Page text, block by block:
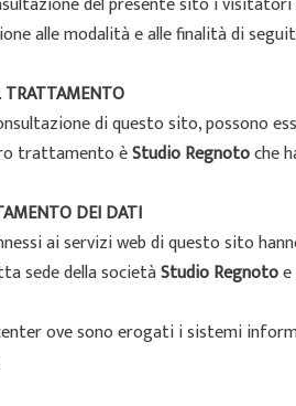
alle modalità e alle finalità di
di questo sito, possono
trattamento èStudio Regnotoche
DEI DATI
ai servizi web di questo sito
sede della societàStudio Regnoto
ove sono erogati i sistemi